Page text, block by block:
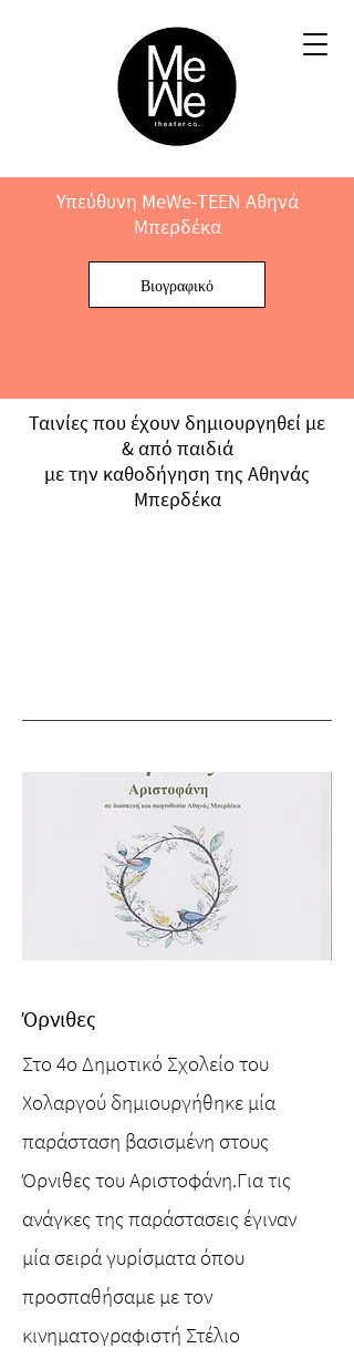
Υπεύθυνη MeWe-TEEN Αθηνά
Μπερδέκα
Βιογραφικό
Ταινίες που έχουν δημιουργηθεί με
& από παιδιά
με την καθοδήγηση της Αθηνάς
Μπερδέκα
Όρνιθες
Στο 4ο Δημοτικό Σχολείο του
Χολαργού δημιουργήθηκε μία
παράσταση βασισμένη στους
Όρνιθες του Αριστοφάνη.Για τις
ανάγκες της παράστασεις έγιναν
μία σειρά γυρίσματα όπου
προσπαθήσαμε με τον
κινηματογραφιστή Στέλιο